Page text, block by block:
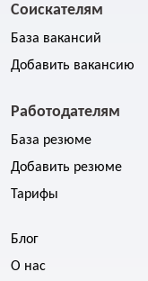
Соискателям
База вакансий
Добавить вакансию
Работодателям
База резюме
Добавить резюме
Тарифы
Блог
О нас